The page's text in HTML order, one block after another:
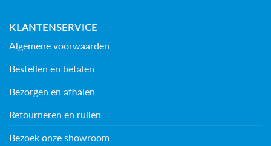
KLANTENSERVICE
Algemene voorwaarden
Bestellen en betalen
Bezorgen en afhalen
Retourneren en ruilen
Bezoek onze showroom